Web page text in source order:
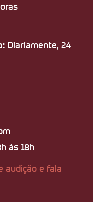
Diariamente, 24
às 18h
audição e fala